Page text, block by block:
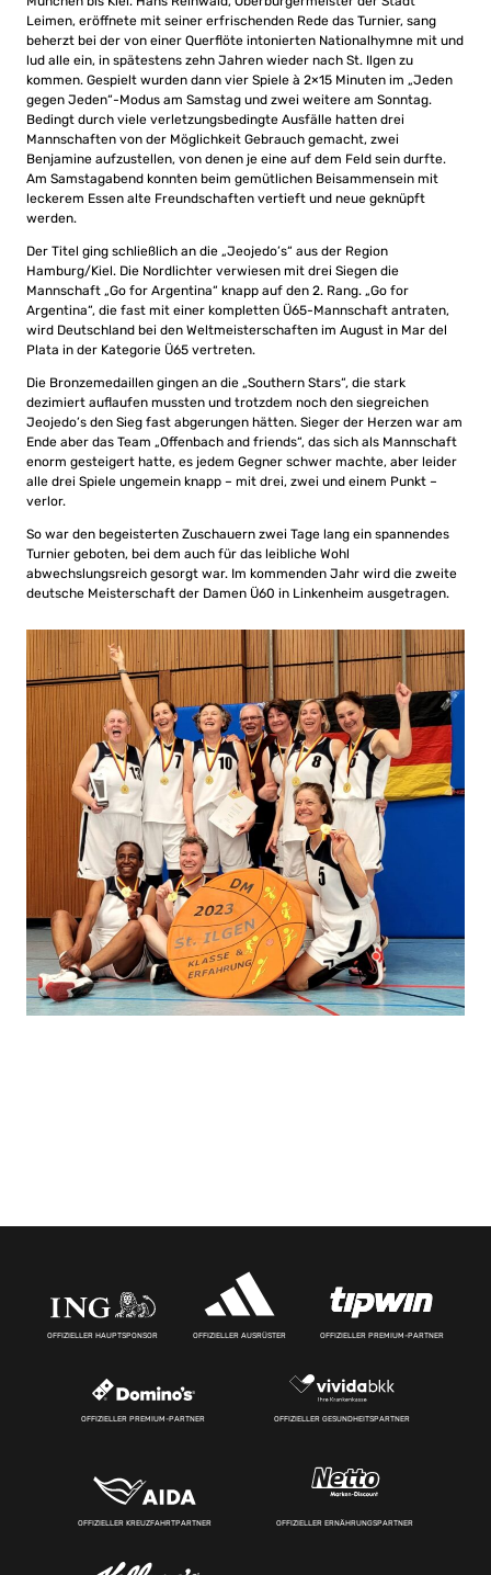
Leimen, eröffnete mit seiner erfrischenden Rede das Turnier, sang
beherzt bei der von einer Querflöte intonierten Nationalhymne mit und
lud alle ein, in spätestens zehn Jahren wieder nach St. Ilgen zu
kommen. Gespielt wurden dann vier Spiele à 2×15 Minuten im „Jeden
gegen Jeden“-Modus am Samstag und zwei weitere am Sonntag.
Bedingt durch viele verletzungsbedingte Ausfälle hatten drei
Mannschaften von der Möglichkeit Gebrauch gemacht, zwei
Benjamine aufzustellen, von denen je eine auf dem Feld sein durfte.
Am Samstagabend konnten beim gemütlichen Beisammensein mit
leckerem Essen alte Freundschaften vertieft und neue geknüpft
werden.
Der Titel ging schließlich an die „Jeojedo’s“ aus der Region
Hamburg/Kiel. Die Nordlichter verwiesen mit drei Siegen die
Mannschaft „Go for Argentina“ knapp auf den 2. Rang. „Go for
Argentina“, die fast mit einer kompletten Ü65-Mannschaft antraten,
wird Deutschland bei den Weltmeisterschaften im August in Mar del
Plata in der Kategorie Ü65 vertreten.
Die Bronzemedaillen gingen an die „Southern Stars“, die stark
dezimiert auflaufen mussten und trotzdem noch den siegreichen
Jeojedo’s den Sieg fast abgerungen hätten. Sieger der Herzen war am
Ende aber das Team „Offenbach and friends“, das sich als Mannschaft
enorm gesteigert hatte, es jedem Gegner schwer machte, aber leider
alle drei Spiele ungemein knapp – mit drei, zwei und einem Punkt –
verlor.
So war den begeisterten Zuschauern zwei Tage lang ein spannendes
Turnier geboten, bei dem auch für das leibliche Wohl
abwechslungsreich gesorgt war. Im kommenden Jahr wird die zweite
deutsche Meisterschaft der Damen Ü60 in Linkenheim ausgetragen.
OFFIZIELLER HAUPTSPONSOR OFFIZIELLER AUSRÜSTER OFFIZIELLER PREMIUM-PARTNER
OFFIZIELLER PREMIUM-PARTNER OFFIZIELLER GESUNDHEITSPARTNER
OFFIZIELLER KREUZFAHRTPARTNER OFFIZIELLER ERNÄHRUNGSPARTNER